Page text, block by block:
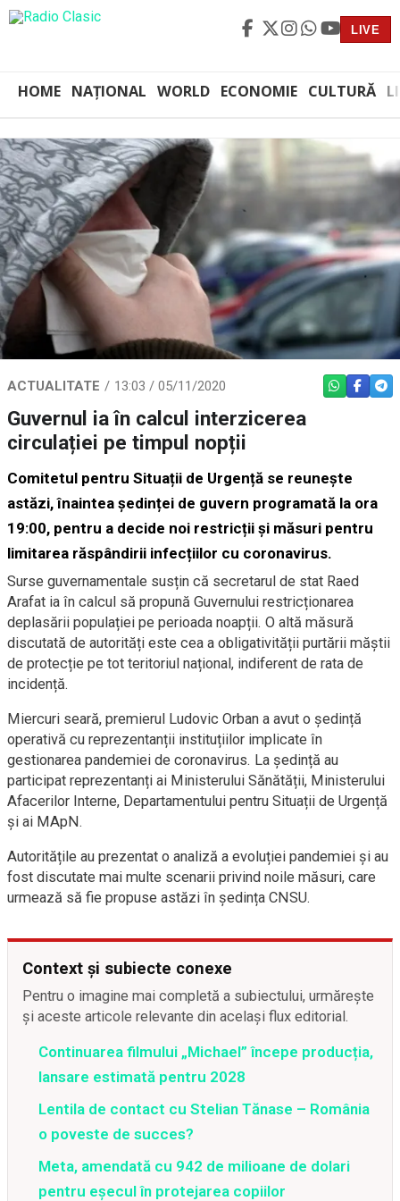
LIVE
HOME NAȚIONAL WORLD ECONOMIE CULTURĂ
ACTUALITATE 13:03 / 05/11/2020 WHATSAPP
Guvernul ia în calcul interzicerea
circulației pe timpul nopții
Comitetul pentru Situații de Urgență se reunește
astăzi, înaintea ședinței de guvern programată la ora
19:00, pentru a decide noi restricții și măsuri pentru
limitarea răspândirii infecțiilor cu coronavirus.
Surse guvernamentale susțin că secretarul de stat Raed
Arafat ia în calcul să propună Guvernului restricționarea
deplasării populației pe perioada noapții. O altă măsură
discutată de autorități este cea a obligativității purtării măștii
de protecție pe tot teritoriul național, indiferent de rata de
incidență.
Miercuri seară, premierul Ludovic Orban a avut o ședință
operativă cu reprezentanții instituțiilor implicate în
gestionarea pandemiei de coronavirus. La ședință au
participat reprezentanți ai Ministerului Sănătății, Ministerului
Afacerilor Interne, Departamentului pentru Situații de Urgență
și ai MApN.
Autoritățile au prezentat o analiză a evoluției pandemiei și au
fost discutate mai multe scenarii privind noile măsuri, care
urmează să fie propuse astăzi în ședința CNSU.
Context și subiecte conexe
Pentru o imagine mai completă a subiectului, urmărește
și aceste articole relevante din același flux editorial.
Continuarea filmului „Michael” începe producția,
lansare estimată pentru 2028
Lentila de contact cu Stelian Tănase – România
o poveste de succes?
Meta, amendată cu 942 de milioane de dolari
pentru eșecul în protejarea copiilor